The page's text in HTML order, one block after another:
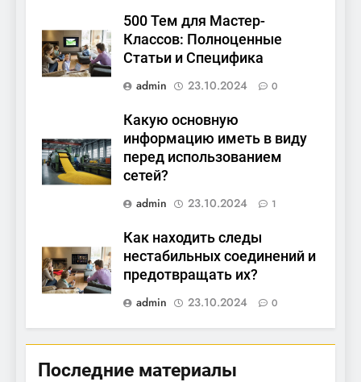
500 Тем для Мастер-
Классов: Полноценные
Статьи и Специфика
admin
23.10.2024 0
Какую основную
информацию иметь в виду
перед использованием
сетей?
admin
23.10.2024 1
Как находить следы
нестабильных соединений и
предотвращать их?
admin
23.10.2024 0
Последние материалы